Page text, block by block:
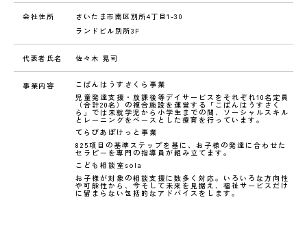
会社住所
さいたま市南区別所4丁目1-30
ランドビル別所3F
代表者氏名 佐々木 晃司
事業内容
こぱんはうすさくら事業
児童発達支援・放課後等デイサービスをそれぞれ10名定員
（合計20名）の複合施設を運営する「こぱんはうすさく
ら」では未就学児から小学生までの間、ソーシャルスキル
とレーニングをベースとした療育を行っています。
てらぴあぽけっと事業
825項目の基準ステップを基に、お子様の発達に合わせた
セラピーを専門の指導員が組み立てます。
こども相談室sola
お子様が対象の相談支援に数多く対応。いろいろな方向性
や可能性から、今そして未来を見据え、福祉サービスだけ
に留まらない包括的なアドバイスをします。